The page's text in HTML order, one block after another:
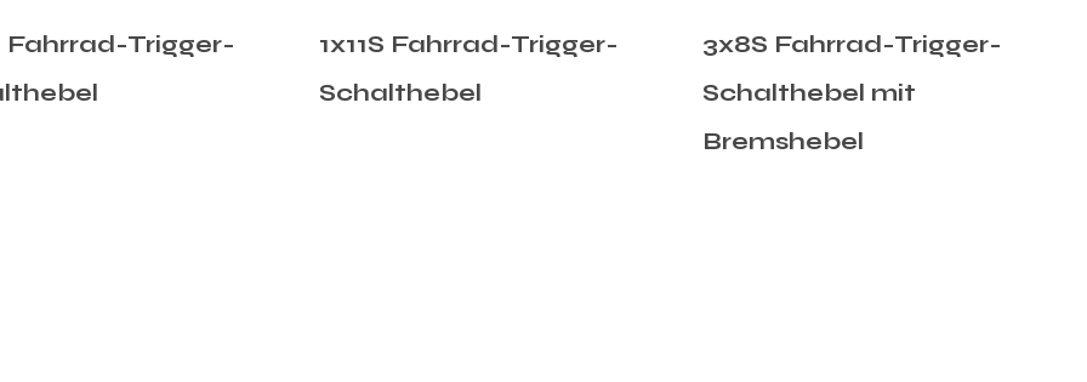
Fahrrad-Trigger-
3x8S Fahrrad-Trigger-
Schalthebel mit
3x7S Fahrrad-Trigger-
Schalthebel